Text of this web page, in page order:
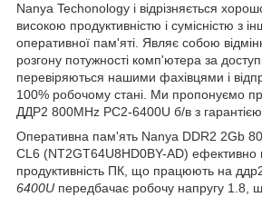
Nanya Techonology і відрізняється
високою продуктивністю і сумісністю з
оперативної пам'яті. Являє собою
розгону потужності комп'ютера за
перевіряються нашими фахівцями і
100% робочому стані. Ми пропонуємо
ДДР2 800MHz PC2-6400U б/в з
Оперативна пам'ять Nanya DDR2 2Gb
CL6 (NT2GT64U8HD0BY-AD) ефективно
продуктивність ПК, що працюють на
6400U передбачає робочу напругу 1.8,